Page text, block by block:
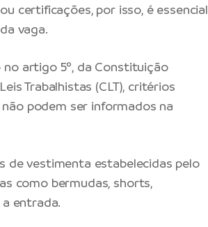
certificações, por isso, é essencial
vaga.
artigo 5º, da Constituição
Trabalhistas (CLT), critérios
podem ser informados na
de vestimenta estabelecidas pelo
como bermudas, shorts,
entrada.